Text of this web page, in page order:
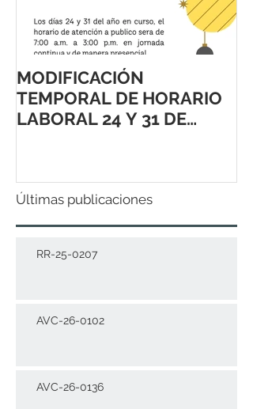
MODIFICACIÓN
TEMPORAL DE HORARIO
LABORAL 24 Y 31 DE
Últimas publicaciones
RR-25-0207
AVC-26-0102
AVC-26-0136